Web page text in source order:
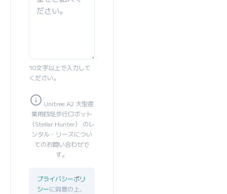
10文字以上で入力して
ください。
Unitree A2 大型産
業用四足歩行ロボット
（Stellar Hunter） のレ
ンタル・リースについ
てのお問い合わせで
す。
プライバシーポリ
シーに同意の上、